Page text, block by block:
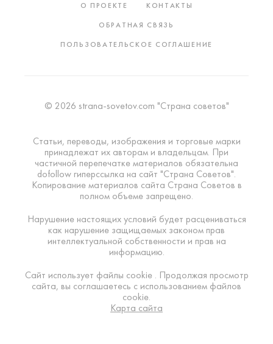
О ПРОЕКТЕ
КОНТАКТЫ
ОБРАТНАЯ СВЯЗЬ
ПОЛЬЗОВАТЕЛЬСКОЕ СОГЛАШЕНИЕ
© 2026 strana-sovetov.com "Страна советов"
Статьи, переводы, изображения и торговые марки
принадлежат их авторам и владельцам. При
частичной перепечатке материалов обязательна
dofollow гиперссылка на сайт "Страна Советов".
Копирование материалов сайта Страна Советов в
полном объеме запрещено.
Нарушение настоящих условий будет расцениваться
как нарушение защищаемых законом прав
интеллектуальной собственности и прав на
информацию.
Сайт использует файлы cookie . Продолжая просмотр
сайта, вы соглашаетесь с использованием файлов
cookie.
Карта сайта